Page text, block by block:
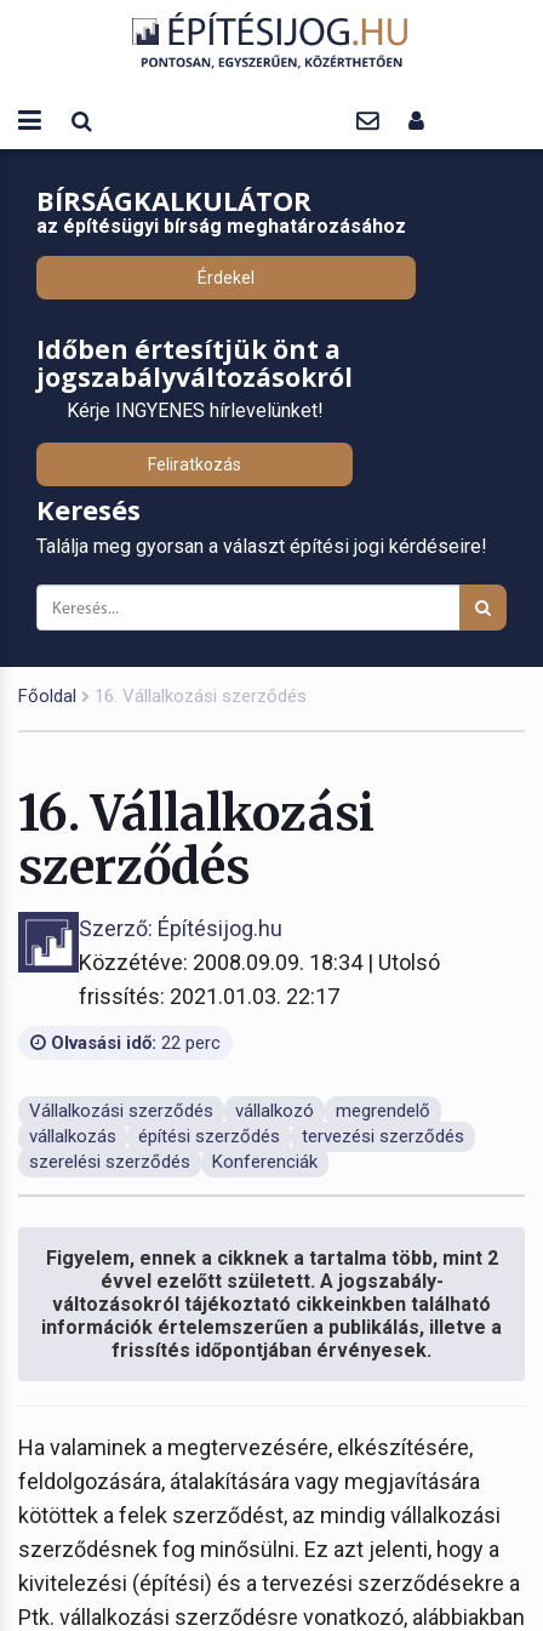
BÍRSÁGKALKULÁTOR
az építésügyi bírság meghatározásához
Érdekel
Időben értesítjük önt a
jogszabályváltozásokról
Kérje INGYENES hírlevelünket!
Feliratkozás
Keresés
Találja meg gyorsan a választ építési jogi kérdéseire!
Főoldal 16. Vállalkozási szerződés
16. Vállalkozási
szerződés
Szerző: Építésijog.hu
Közzétéve: 2008.09.09. 18:34 | Utolsó
frissítés: 2021.01.03. 22:17
Olvasási idő: 22 perc
Vállalkozási szerződés vállalkozó
megrendelő
vállalkozás
építési szerződés
tervezési szerződés
szerelési szerződés
Konferenciák
Figyelem, ennek a cikknek a tartalma több, mint 2
évvel ezelőtt született. A jogszabály-
változásokról tájékoztató cikkeinkben található
információk értelemszerűen a publikálás, illetve a
frissítés időpontjában érvényesek.
Ha valaminek a megtervezésére, elkészítésére,
feldolgozására, átalakítására vagy megjavítására
kötöttek a felek szerződést, az mindig vállalkozási
szerződésnek fog minősülni. Ez azt jelenti, hogy a
kivitelezési (építési) és a tervezési szerződésekre a
Ptk. vállalkozási szerződésre vonatkozó, alábbiakban